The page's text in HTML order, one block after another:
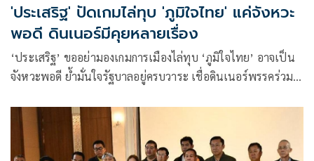
'ประเสริฐ' ปัดเกมไล่ทุบ 'ภูมิใจไทย' แค่จังหวะ
พอดี ดินเนอร์มีคุยหลายเรื่อง
‘ประเสริฐ’ ขออย่ามองเกมการเมืองไล่ทุบ ‘ภูมิใจไทย’ อาจเป็น
จังหวะพอดี ย้ำมั่นใจรัฐบาลอยู่ครบวาระ เชื่อดินเนอร์พรรคร่วมมี